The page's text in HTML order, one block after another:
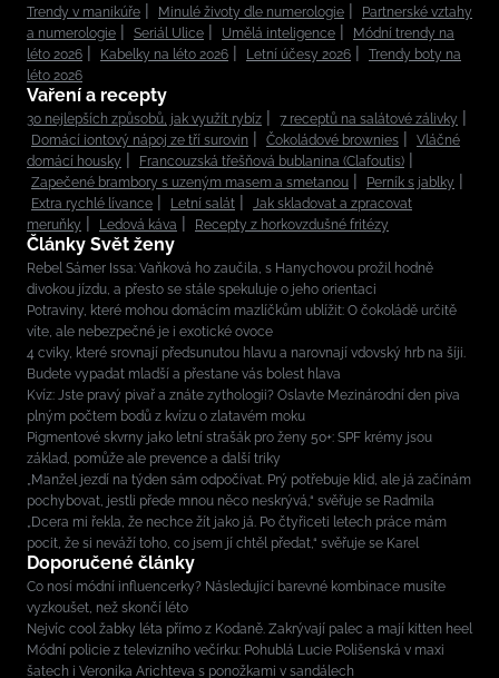
Trendy v manikúře Minulé životy dle numerologie
Partnerské vztahy
a numerologie
Seriál Ulice Umělá inteligence
Módní trendy na
léto 2026
Kabelky na léto 2026 Letní účesy 2026
Trendy boty na
léto 2026
Vaření a recepty
30 nejlepších způsobů, jak využít rybíz
7 receptů na salátové zálivky
Domácí iontový nápoj ze tří surovin
Čokoládové brownies
Vláčné
domácí housky
Francouzská třešňová bublanina (Clafoutis)
Zapečené brambory s uzeným masem a smetanou
Perník s jablky
Extra rychlé lívance
Letní salát
Jak skladovat a zpracovat
meruňky
Ledová káva Recepty z horkovzdušné fritézy
Články Svět ženy
Rebel Sámer Issa: Vaňková ho zaučila, s Hanychovou prožil hodně
divokou jízdu, a přesto se stále spekuluje o jeho orientaci
Potraviny, které mohou domácím mazlíčkům ublížit: O čokoládě určitě
víte, ale nebezpečné je i exotické ovoce
4 cviky, které srovnají předsunutou hlavu a narovnají vdovský hrb na šíji.
Budete vypadat mladší a přestane vás bolest hlava
Kvíz: Jste pravý pivař a znáte zythologii? Oslavte Mezinárodní den piva
plným počtem bodů z kvízu o zlatavém moku
Pigmentové skvrny jako letní strašák pro ženy 50+: SPF krémy jsou
základ, pomůže ale prevence a další triky
„Manžel jezdí na týden sám odpočívat. Prý potřebuje klid, ale já začínám
pochybovat, jestli přede mnou něco neskrývá,“ svěřuje se Radmila
„Dcera mi řekla, že nechce žít jako já. Po čtyřiceti letech práce mám
pocit, že si neváží toho, co jsem jí chtěl předat,“ svěřuje se Karel
Doporučené články
Co nosí módní influencerky? Následující barevné kombinace musíte
vyzkoušet, než skončí léto
Nejvíc cool žabky léta přímo z Kodaně. Zakrývají palec a mají kitten heel
Módní policie z televizního večírku: Pohublá Lucie Polišenská v maxi
šatech i Veronika Arichteva s ponožkami v sandálech